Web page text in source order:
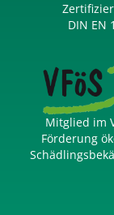
DIN EN
Mitglied im
Förderung